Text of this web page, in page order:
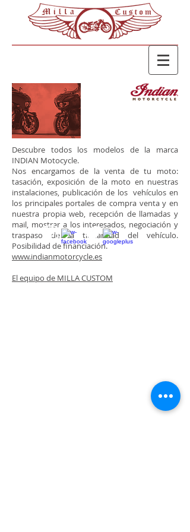
Descubre todos los modelos de la marca
INDIAN Motocycle.
Nos encargamos de la venta de tu moto:
tasación, exposición de la moto en nuestras
instalaciones, publicación de los vehículos en
los principales portales de compra venta y en
nuestra propia web, recepción de llamadas y
mail, mostrar a los interesados, negociación y
traspaso de la titularidad del vehículo.
Posibilidad de financiación.
www.indianmotorcycle.es
El equipo de MILLA CUSTOM